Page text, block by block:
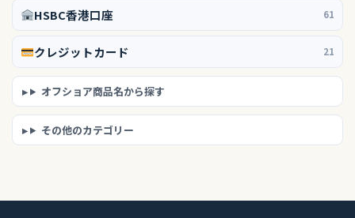
HSBC香港口座 61
クレジットカード 21
オフショア商品名から探す
その他のカテゴリー